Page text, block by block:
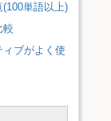
単語以上)
較
ブがよく使